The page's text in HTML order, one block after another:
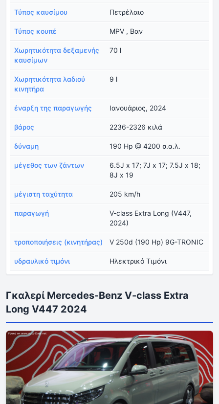
Τύπος καυσίμου Πετρέλαιο
Τύπος κουπέ MPV , Βαν
Χωρητικότητα δεξαμενής
καυσίμων
70 l
Χωρητικότητα λαδιού
κινητήρα
9 l
έναρξη της παραγωγής Ιανουάριος, 2024
βάρος 2236-2326 κιλά
δύναμη 190 Hp @ 4200 σ.α.λ.
μέγεθος των ζάντων
6.5J x 17; 7J x 17; 7.5J x 18;
8J x 19
μέγιστη ταχύτητα 205 km/h
παραγωγή
V-class Extra Long (V447,
2024)
τροποποιήσεις (κινητήρας) V 250d (190 Hp) 9G-TRONIC
υδραυλικό τιμόνι Ηλεκτρικό Τιμόνι
Γκαλερί Mercedes-Benz V-class Extra
Long V447 2024